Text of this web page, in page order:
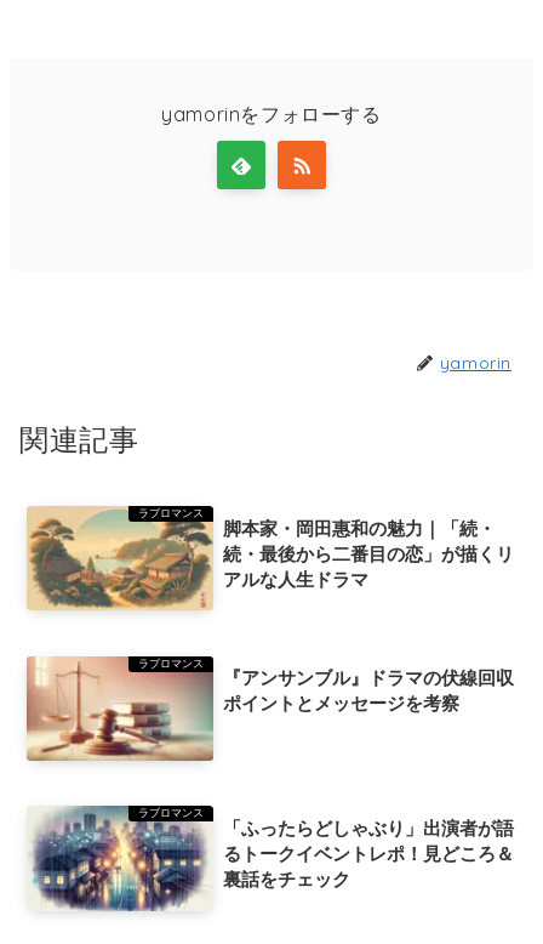
yamorinをフォローする
yamorin
関連記事
ラブロマンス
脚本家・岡田惠和の魅力｜「続・
続・最後から二番目の恋」が描くリ
アルな人生ドラマ
ラブロマンス
『アンサンブル』ドラマの伏線回収
ポイントとメッセージを考察
ラブロマンス
「ふったらどしゃぶり」出演者が語
るトークイベントレポ！見どころ＆
裏話をチェック